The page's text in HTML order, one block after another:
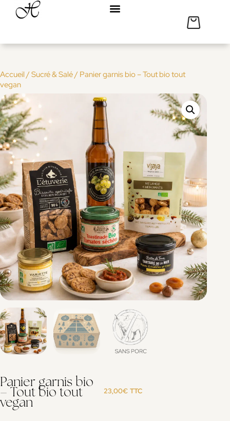
Accueil /Sucré & Salé/ Panier garnis bio – Tout bio tout
vegan
Panier garnis bio
– Tout bio tout
vegan
23,00€ TTC